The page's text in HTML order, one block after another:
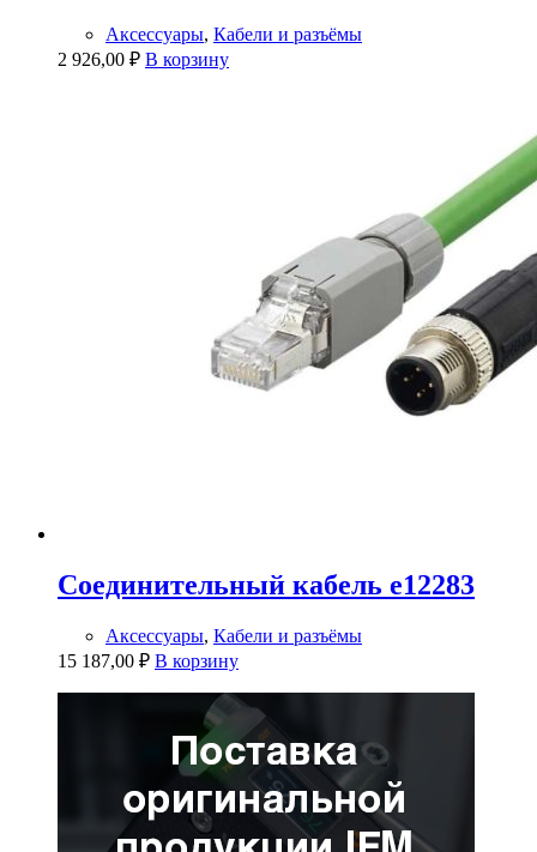
Аксессуары, Кабели и разъёмы
2 926,00 ₽ В корзину
Соединительный кабель e12283
Аксессуары, Кабели и разъёмы
15 187,00 ₽ В корзину